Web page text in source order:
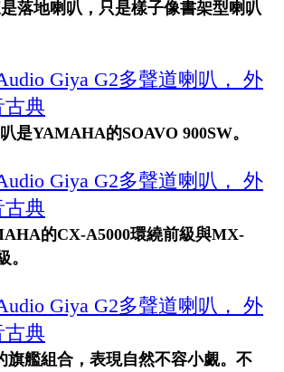
落地喇叭，只是樣子像書架型喇叭
是YAMAHA的SOAVO 900SW。
的CX-A5000環繞前級與MX-
。
艦組合，表現自然不容小覷。不